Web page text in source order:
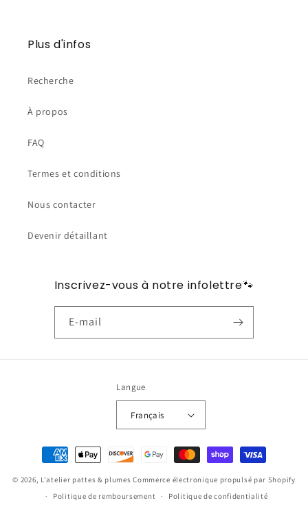
Plus d'infos
Recherche
À propos
FAQ
Termes et conditions
Nous contacter
Devenir détaillant
Inscrivez-vous à notre infolettre🐾
E-mail
Langue
Français
Moyens
de
paiement
© 2026, L'atelier pattes & plumes Commerce électronique propulsé par Shopify
Politique de remboursement
Politique de confidentialité